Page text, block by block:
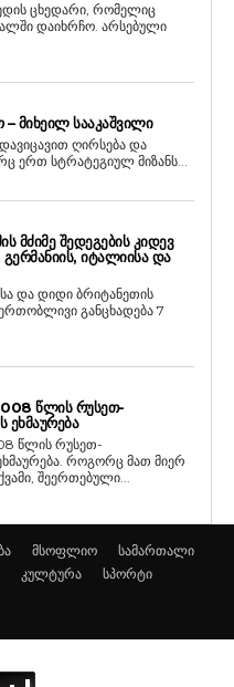
ცხედარი, რომელიც
დაიხრჩო. არსებული
ᲛᲘᲮᲔᲘᲚ ᲡᲐᲐᲙᲐᲨᲕᲘᲚᲘ
ღირსება და
ერთ სტრატეგიულ მიზანს...
ᲛᲫᲘᲛᲔ ᲨᲔᲓᲔᲒᲔᲑᲘᲡ ᲙᲘᲓᲔᲕ
ᲒᲔᲠᲛᲐᲜᲘᲘᲡ, ᲘᲢᲐᲚᲘᲘᲡᲐ ᲓᲐ
და დიდი ბრიტანეთის
განცხადება 7
ᲬᲚᲘᲡ ᲠᲣᲡᲔᲗ-
წლის რუსეთ-
მათ მიერ
შეერთებული...
მსოფლიო
სამართალი
კულტურა სპორტი